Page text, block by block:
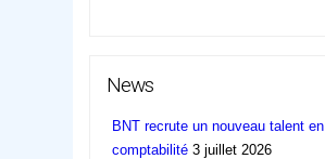
News
BNT recrute un nouveau talent en
comptabilité 3 juillet 2026